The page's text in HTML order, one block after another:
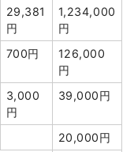
20,000円
15,000円
60,000円
30,000円
20,940円
29,381
円
1,234,000
円
700円
126,000
円
3,000
円
39,000円
20,000円